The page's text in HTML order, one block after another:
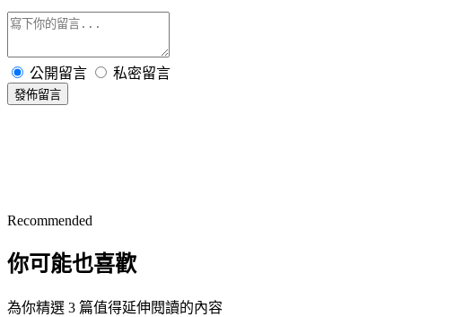
公開留言 私密留言
發佈留言
Recommended
你可能也喜歡
為你精選 3 篇值得延伸閱讀的內容